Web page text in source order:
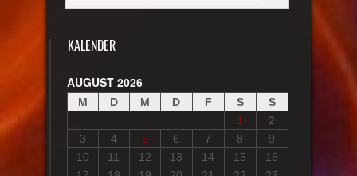
KALENDER
AUGUST 2026
M D M D F S
S
1
2
3
4 5 6 7 8
9
10
11 12 13 14 15
16